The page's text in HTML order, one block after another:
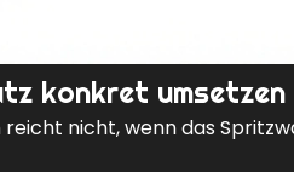
konkret umsetzen
nicht, wenn das